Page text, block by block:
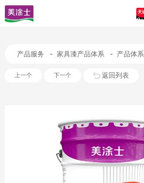
产品服务 - 家具漆产品体系 - 产品体系
上一个 下一个 返回列表